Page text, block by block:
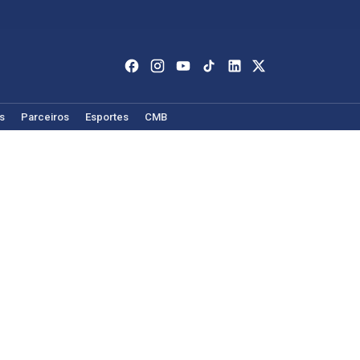
Parceiros Esportes CMB